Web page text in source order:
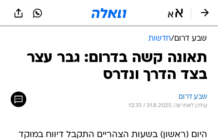
שבע דרום/חדשות
תאונה קשה בדרום: גבר עצר
בצד הדרך ונדרס
שבע דרום
עודכן לאחרונה: 31.8.2025 / 12:35
היום (ראשון) בשעות הצהריים התקבל דיווח במוקד